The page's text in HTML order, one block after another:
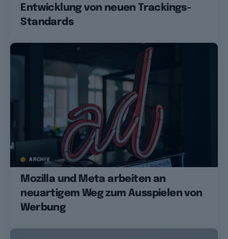
Entwicklung von neuen Trackings-
Standards
ARCHIV
Mozilla und Meta arbeiten an
neuartigem Weg zum Ausspielen von
Werbung